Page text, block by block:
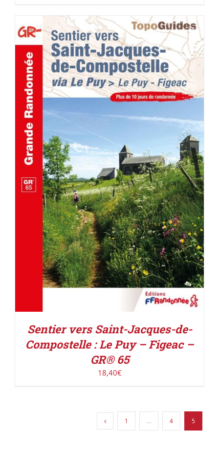
AJOUTER AU PANIER / DÉTAILS
Sentier vers Saint-Jacques-de-
Compostelle : Le Puy – Figeac –
GR® 65
18,40€
1 … 4 5